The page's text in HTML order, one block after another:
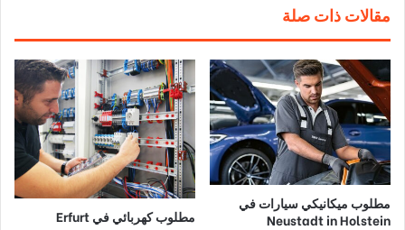
مقالات ذات صلة
مطلوب ميكانيكي سيارات في
Neustadt in Holstein
مطلوب كهربائي في Erfurt